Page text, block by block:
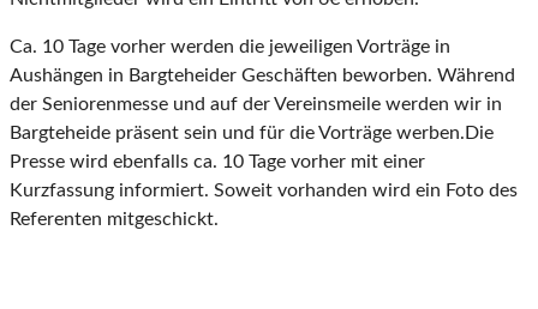
Ca. 10 Tage vorher werden die jeweiligen Vorträge in
Aushängen in Bargteheider Geschäften beworben. Während
der Seniorenmesse und auf der Vereinsmeile werden wir in
Bargteheide präsent sein und für die Vorträge werben.Die
Presse wird ebenfalls ca. 10 Tage vorher mit einer
Kurzfassung informiert. Soweit vorhanden wird ein Foto des
Referenten mitgeschickt.